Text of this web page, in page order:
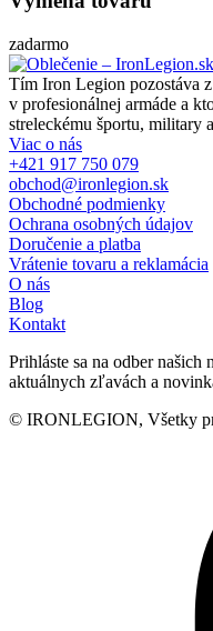
zadarmo
Tím Iron Legion pozostáva
v profesionálnej armáde a
streleckému športu, military
Viac o nás
+421 917 750 079
obchod@ironlegion.sk
Obchodné podmienky
Ochrana osobných údajov
Doručenie a platba
Vrátenie tovaru a reklamácia
O nás
Blog
Kontakt
Prihláste sa na odber
aktuálnych zľavách a
© IRONLEGION, Všetky